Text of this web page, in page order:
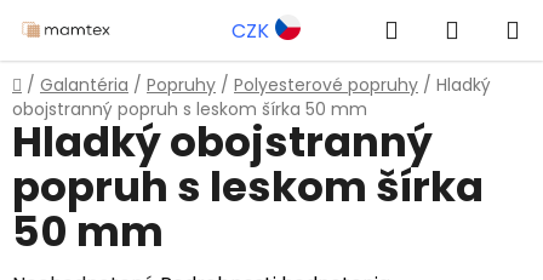
na
obsah
CZK Hľadať
KOŠÍK
Domov
/ Galantéria / Popruhy / Polyesterové popruhy / Hladký
obojstranný popruh s leskom šírka 50 mm
Hladký obojstranný
popruh s leskom šírka
50 mm